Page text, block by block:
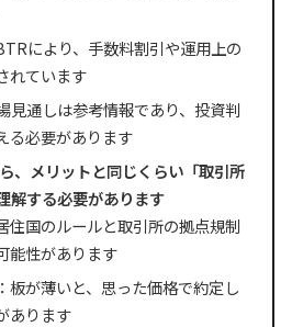
により、手数料割引や運用上の
れています
見通しは参考情報であり、投資判
る必要があります
、メリットと同じくらい「取引所
解する必要があります
住国のルールと取引所の拠点規制
能性があります
板が薄いと、思った価格で約定し
あります